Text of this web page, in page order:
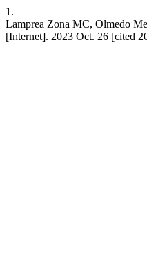
1.
Lamprea Zona MC, Olmedo
[Internet]. 2023 Oct. 26 [cited